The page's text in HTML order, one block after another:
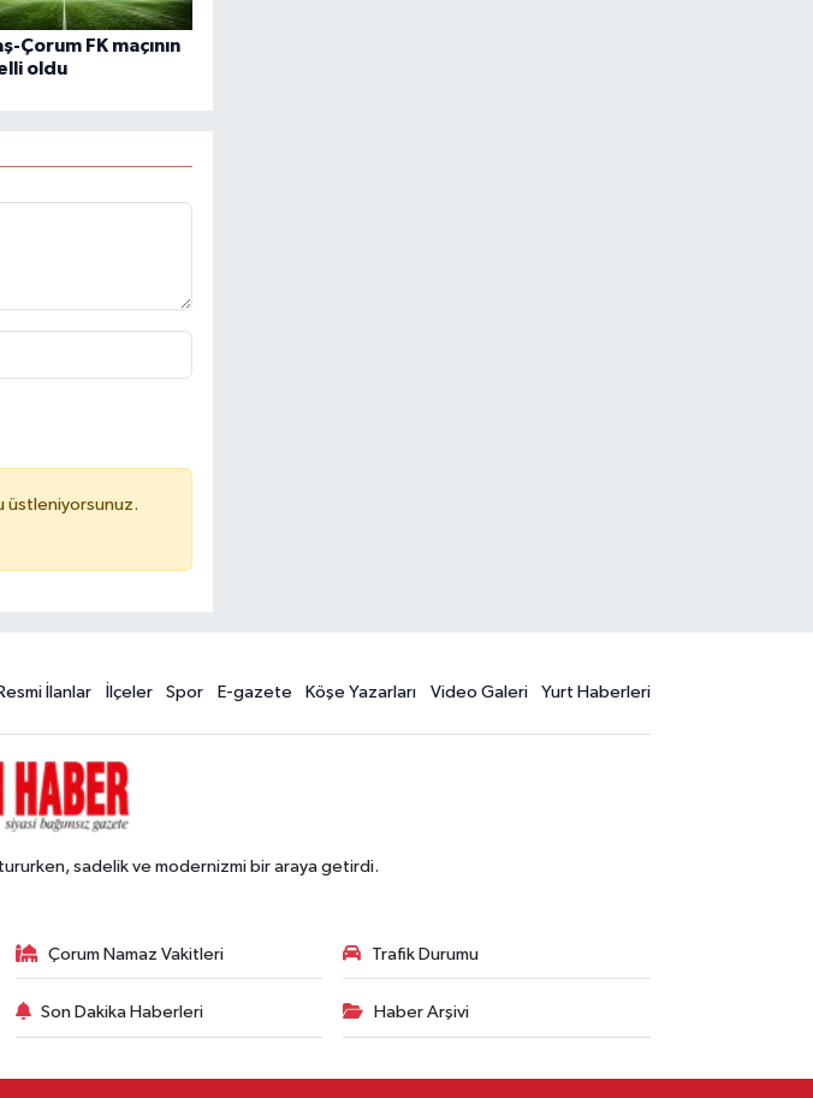
Çorum FK maçının
oldu
üstleniyorsunuz.
Resmi İlanlar İlçeler Spor E-gazete Köşe Yazarları Video Galeri Yurt Haberleri
sadelik ve modernizmi bir araya getirdi.
Çorum Namaz Vakitleri Trafik Durumu
Son Dakika Haberleri Haber Arşivi